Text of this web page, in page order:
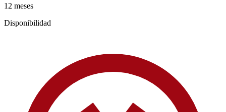
12 meses
Disponibilidad